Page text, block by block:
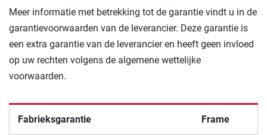
Meer informatie met betrekking tot de garantie vindt u in de
garantievoorwaarden van de leverancier. Deze garantie is
een extra garantie van de leverancier en heeft geen invloed
op uw rechten volgens de algemene wettelijke
voorwaarden.
Fabrieksgarantie Frame